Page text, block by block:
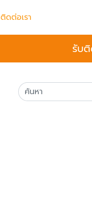
ติดต่อเรา
รับ